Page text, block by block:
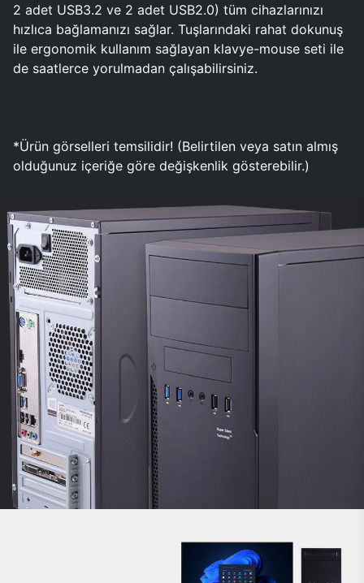
2 adet USB3.2 ve 2 adet USB2.0) tüm cihazlarınızı
hızlıca bağlamanızı sağlar. Tuşlarındaki rahat dokunuş
ile ergonomik kullanım sağlayan klavye-mouse seti ile
de saatlerce yorulmadan çalışabilirsiniz.
*Ürün görselleri temsilidir! (Belirtilen veya satın almış
olduğunuz içeriğe göre değişkenlik gösterebilir.)